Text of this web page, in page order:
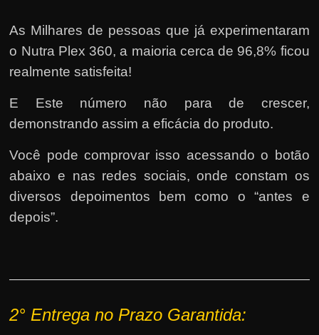
As Milhares de pessoas que já experimentaram
o Nutra Plex 360, a maioria cerca de 96,8% ficou
realmente satisfeita!
E Este número não para de crescer,
demonstrando assim a eficácia do produto.
Você pode comprovar isso acessando o botão
abaixo e nas redes sociais, onde constam os
diversos depoimentos bem como o “antes e
depois”.
2° Entrega no Prazo Garantida: